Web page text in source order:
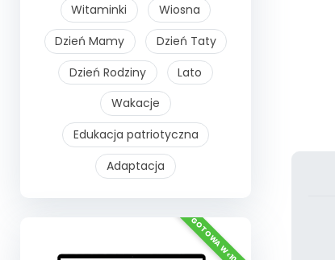
Witaminki
Wiosna
Dzień Mamy
Dzień Taty
Dzień Rodziny
Lato
Wakacje
Edukacja patriotyczna
Adaptacja